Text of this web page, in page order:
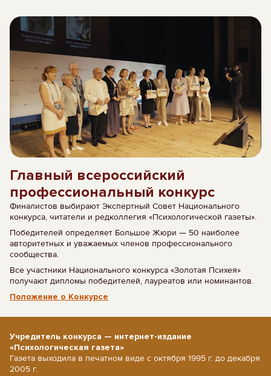
Главный всероссийский
профессиональный конкурс
Финалистов выбирают Экспертный Совет Национального
конкурса, читатели и редколлегия «Психологической газеты».
Победителей определяет Большое Жюри — 50 наиболее
авторитетных и уважаемых членов профессионального
сообщества.
Все участники Национального конкурса «Золотая Психея»
получают дипломы победителей, лауреатов или номинантов.
Положение о Конкурсе
Учредитель конкурса — интернет-издание
«Психологическая газета»
Газета выходила в печатном виде с октября 1995 г. до декабря
2005 г.